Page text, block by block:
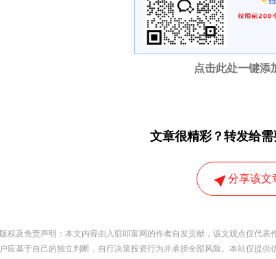
点击此处一键添
文章很精彩？转发给
分享该文
版权及免责声明：本文内容由入驻叩富网的作者自发贡献，该文观点仅代
户应基于自己的独立判断，自行决策投资行为并承担全部风险。本站仅提